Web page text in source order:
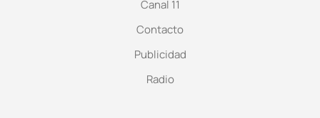
Canal 11
Contacto
Publicidad
Radio